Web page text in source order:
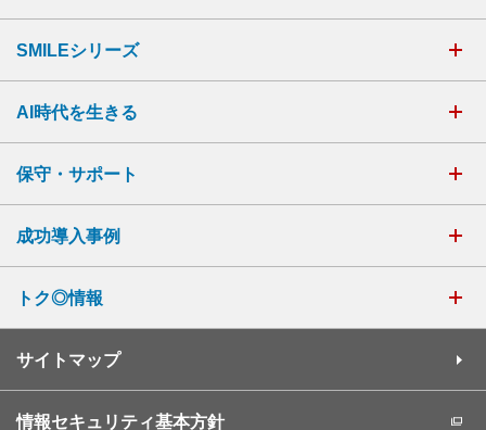
SMILEシリーズ
AI時代を生きる
保守・サポート
成功導入事例
トク◎情報
サイトマップ
情報セキュリティ基本方針